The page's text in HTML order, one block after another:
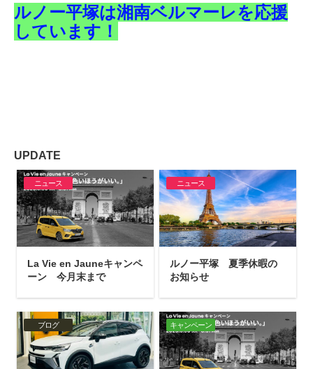
ルノー平塚は湘南ベルマーレを応援
しています！
UPDATE
ニュース
La Vie en Jauneキャンペ
ーン 今月末まで
ニュース
ルノー平塚 夏季休暇の
お知らせ
ブログ キャンペーン